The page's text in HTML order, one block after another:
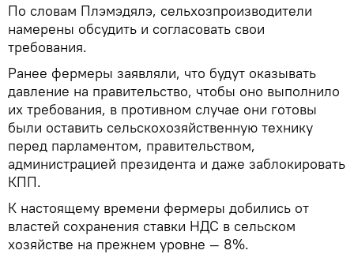
По словам Плэмэдялэ, сельхозпроизводители
намерены обсудить и согласовать свои
требования.
Ранее фермеры заявляли, что будут оказывать
давление на правительство, чтобы оно выполнило
их требования, в противном случае они готовы
были оставить сельскохозяйственную технику
перед парламентом, правительством,
администрацией президента и даже заблокировать
КПП.
К настоящему времени фермеры добились от
властей сохранения ставки НДС в сельском
хозяйстве на прежнем уровне — 8%.